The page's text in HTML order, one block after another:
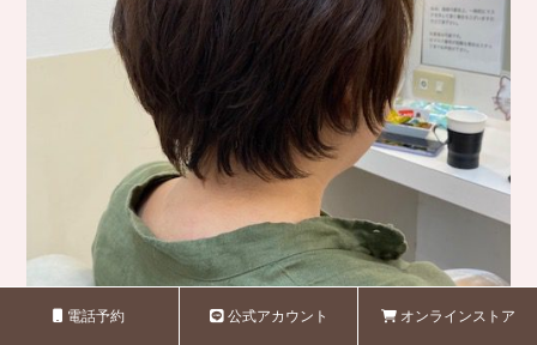
電話予約 公式アカウント オンラインストア